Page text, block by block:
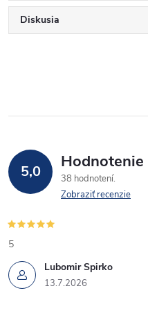
Diskusia
5,0
38 hodnotení
Zobraziť recenzie
Lubomir Spirko
13.7.2026
5